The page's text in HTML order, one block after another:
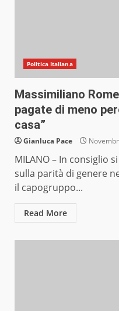
Politica Italiana
Massimiliano
pagate di meno
casa”
Gianluca Pace
MILANO – In consiglio
sulla parità di genere
il capogruppo...
Read More